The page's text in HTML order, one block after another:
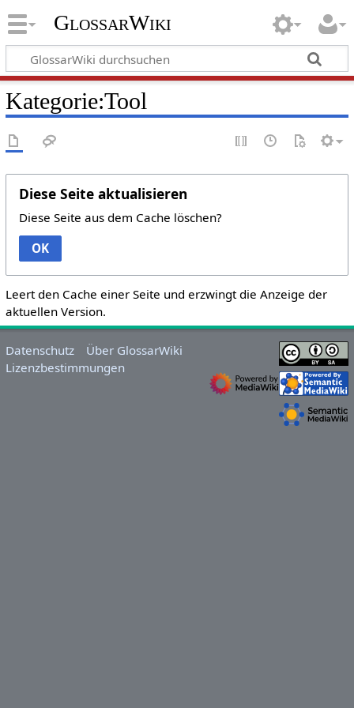
GlossarWiki
Kategorie:Tool
Diese Seite aktualisieren
Diese Seite aus dem Cache löschen?
OK
Leert den Cache einer Seite und erzwingt die Anzeige der
aktuellen Version.
Datenschutz
Über GlossarWiki
Lizenzbestimmungen